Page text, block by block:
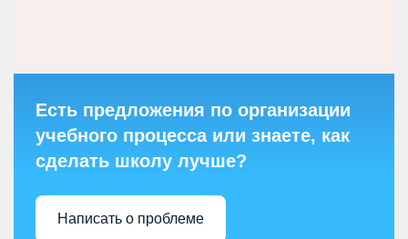
Есть предложения по организации
учебного процесса или знаете, как
сделать школу лучше?
Написать о проблеме